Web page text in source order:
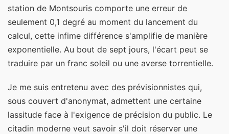
station de Montsouris comporte une erreur de
seulement 0,1 degré au moment du lancement du
calcul, cette infime différence s'amplifie de manière
exponentielle. Au bout de sept jours, l'écart peut se
traduire par un franc soleil ou une averse torrentielle.
Je me suis entretenu avec des prévisionnistes qui,
sous couvert d'anonymat, admettent une certaine
lassitude face à l'exigence de précision du public. Le
citadin moderne veut savoir s'il doit réserver une